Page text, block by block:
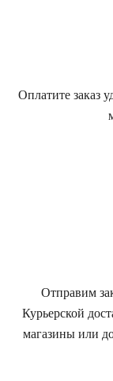
Оплатите заказ
Отправим
Курьерской
магазины или